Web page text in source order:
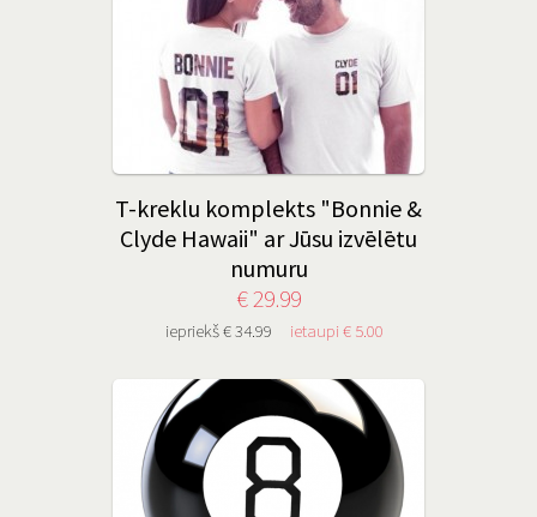
T-kreklu komplekts "Bonnie &
Clyde Hawaii" ar Jūsu izvēlētu
numuru
€ 29.99
iepriekš € 34.99 ietaupi € 5.00